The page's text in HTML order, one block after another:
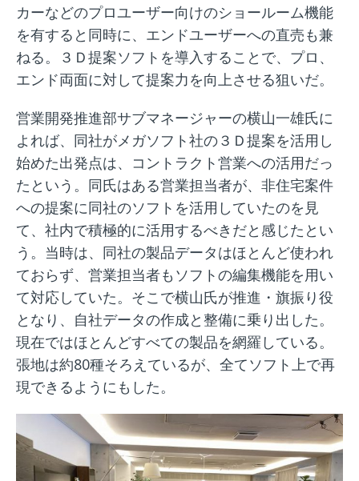
カーなどのプロユーザー向けのショールーム機能
を有すると同時に、エンドユーザーへの直売も兼
ねる。３Ｄ提案ソフトを導入することで、プロ、
エンド両面に対して提案力を向上させる狙いだ。
営業開発推進部サブマネージャーの横山一雄氏に
よれば、同社がメガソフト社の３Ｄ提案を活用し
始めた出発点は、コントラクト営業への活用だっ
たという。同氏はある営業担当者が、非住宅案件
への提案に同社のソフトを活用していたのを見
て、社内で積極的に活用するべきだと感じたとい
う。当時は、同社の製品データはほとんど使われ
ておらず、営業担当者もソフトの編集機能を用い
て対応していた。そこで横山氏が推進・旗振り役
となり、自社データの作成と整備に乗り出した。
現在ではほとんどすべての製品を網羅している。
張地は約80種そろえているが、全てソフト上で再
現できるようにもした。